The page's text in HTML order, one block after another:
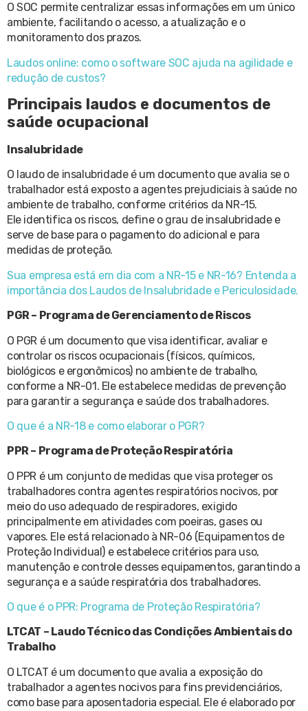
O SOC permite centralizar essas informações em um único
ambiente, facilitando o acesso, a atualização e o
monitoramento dos prazos.
Laudos online: como o software SOC ajuda na agilidade e
redução de custos?
Principais laudos e documentos de
saúde ocupacional
Insalubridade
O laudo de insalubridade é um documento que avalia se o
trabalhador está exposto a agentes prejudiciais à saúde no
ambiente de trabalho, conforme critérios da NR-15.
Ele identifica os riscos, define o grau de insalubridade e
serve de base para o pagamento do adicional e para
medidas de proteção.
Sua empresa está em dia com a NR-15 e NR-16? Entenda a
importância dos Laudos de Insalubridade e Periculosidade.
PGR – Programa de Gerenciamento de Riscos
O PGR é um documento que visa identificar, avaliar e
controlar os riscos ocupacionais (físicos, químicos,
biológicos e ergonômicos) no ambiente de trabalho,
conforme a NR-01. Ele estabelece medidas de prevenção
para garantir a segurança e saúde dos trabalhadores.
O que é a NR-18 e como elaborar o PGR?
PPR – Programa de Proteção Respiratória
O PPR é um conjunto de medidas que visa proteger os
trabalhadores contra agentes respiratórios nocivos, por
meio do uso adequado de respiradores, exigido
principalmente em atividades com poeiras, gases ou
vapores. Ele está relacionado à NR-06 (Equipamentos de
Proteção Individual) e estabelece critérios para uso,
manutenção e controle desses equipamentos, garantindo a
segurança e a saúde respiratória dos trabalhadores.
O que é o PPR: Programa de Proteção Respiratória?
LTCAT – Laudo Técnico das Condições Ambientais do
Trabalho
O LTCAT é um documento que avalia a exposição do
trabalhador a agentes nocivos para fins previdenciários,
como base para aposentadoria especial. Ele é elaborado por